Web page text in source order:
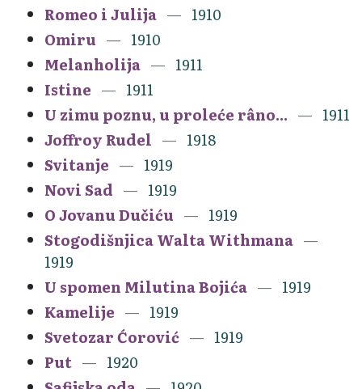
Romeo i Julija
1910
Omiru
1910
Melanholija
1911
Istine
1911
U zimu poznu, u proleće râno...
1911
Joffroy Rudel
1918
Svitanje
1919
Novi Sad
1919
O Jovanu Dučiću
1919
Stogodišnjica Walta Withmana
1919
U spomen Milutina Bojića
1919
Kamelije
1919
Svetozar Ćorović
1919
Put
1920